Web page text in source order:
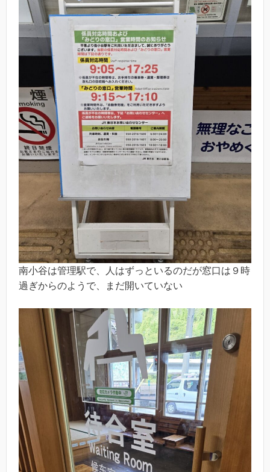
南小谷は管理駅で、人はずっといるのだが窓口は９時
過ぎからのようで、まだ開いていない